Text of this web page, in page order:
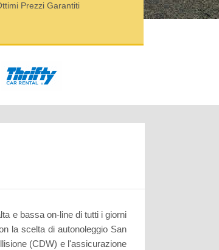
Prezzi Garantiti
e bassa on-line di tutti i giorni
la scelta di autonoleggio San
(CDW) e l'assicurazione